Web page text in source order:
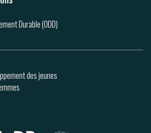
Durable (ODD)
des jeunes